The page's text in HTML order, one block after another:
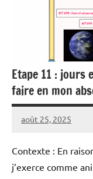
Etape 11 : jours
faire en mon
août 25, 2025
Seg0_La_Vraie
Aucun
Contexte : En
j’exerce comme